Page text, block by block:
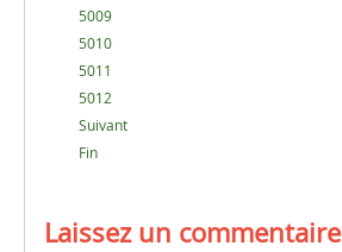
5009
5010
5011
5012
Suivant
Fin
Laissez un commentaire